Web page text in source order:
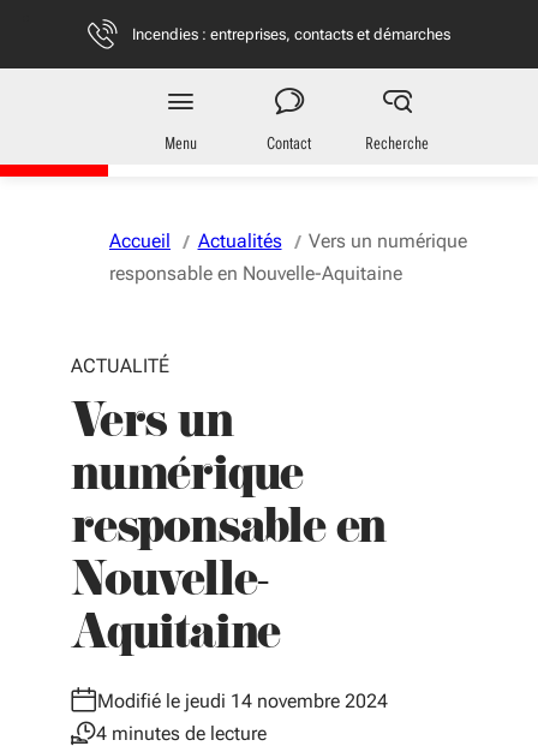
Vous naviguez en mode anonymisé,
Incendies : entreprises, contacts et démarches
Entreprises
en Nouvelle-Aquitaine
Menu Contact Recherche
Accueil Actualités
Vers un numérique
responsable en Nouvelle-Aquitaine
ACTUALITÉ
Vers un
numérique
responsable en
Nouvelle-
Aquitaine
Modifié le jeudi 14 novembre 2024
4 minutes de lecture